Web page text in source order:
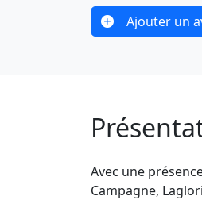
Ajouter un
Avec une
Campagne,